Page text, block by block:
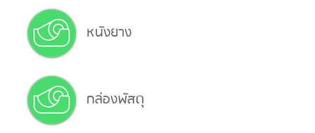
หนังยาง
กล่องพัสดุ